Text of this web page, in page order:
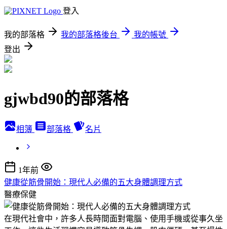
登入
我的部落格 我的部落格後台
我的帳號
登出
gjwbd90的部落格
相簿 部落格 名片
1年前
健康從筋骨開始：現代人必備的五大身體調理方式
醫療保健
在現代社會中，許多人長時間面對電腦、使用手機或從事久坐